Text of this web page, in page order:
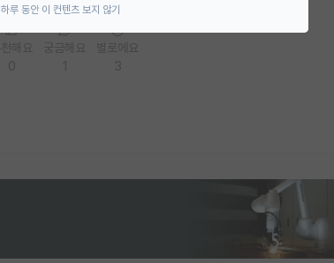
하루 동안 이 컨텐츠 보지 않기